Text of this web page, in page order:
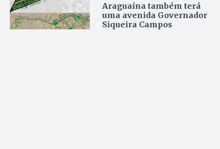
Araguaína também terá
uma avenida Governador
Siqueira Campos